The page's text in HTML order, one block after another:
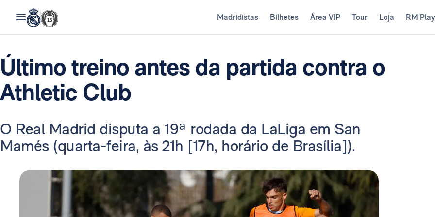
Madridistas Bilhetes Área VIP Tour Loja RM Play
Último treino antes da partida contra o
Athletic Club
O Real Madrid disputa a 19ª rodada da LaLiga em San
Mamés (quarta-feira, às 21h [17h, horário de Brasília]).